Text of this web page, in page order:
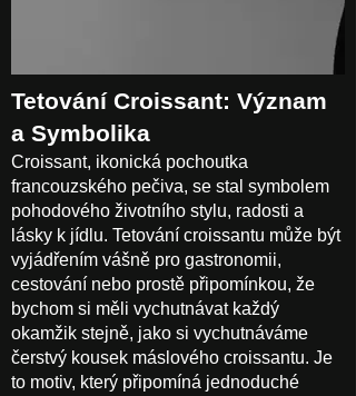
Tetování Croissant: Význam
a Symbolika
Croissant, ikonická pochoutka
francouzského pečiva, se stal symbolem
pohodového životního stylu, radosti a
lásky k jídlu. Tetování croissantu může být
vyjádřením vášně pro gastronomii,
cestování nebo prostě připomínkou, že
bychom si měli vychutnávat každý
okamžik stejně, jako si vychutnáváme
čerstvý kousek máslového croissantu. Je
to motiv, který připomíná jednoduché